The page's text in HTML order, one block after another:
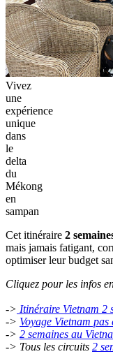
Vivez
une
expérience
unique
dans
le
delta
du
Mékong
en
sampan
Cet itinéraire 2
mais jamais fatigant,
optimiser leur budget
Cliquez pour les infos
-> Itinéraire Vietnam 2
-> Voyage Vietnam pas
-> 2 semaines au
-> Tous les circuits 2